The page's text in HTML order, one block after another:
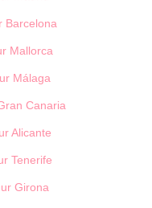
Barcelona
Mallorca
Málaga
Canaria
Alicante
Tenerife
Girona